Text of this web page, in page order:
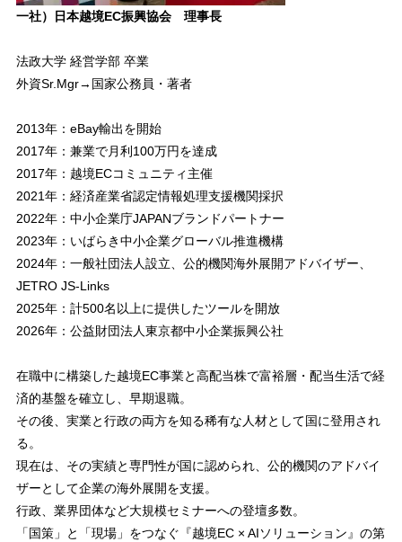
一社）日本越境EC振興協会 理事長
法政大学 経営学部 卒業
外資Sr.Mgr→国家公務員・著者
2013年：eBay輸出を開始
2017年：兼業で月利100万円を達成
2017年：越境ECコミュニティ主催
2021年：経済産業省認定情報処理支援機関採択
2022年：中小企業庁JAPANブランドパートナー
2023年：いばらき中小企業グローバル推進機構
2024年：一般社団法人設立、公的機関海外展開アドバイザー、
JETRO JS-Links
2025年：計500名以上に提供したツールを開放
2026年：公益財団法人東京都中小企業振興公社
在職中に構築した越境EC事業と高配当株で富裕層・配当生活で経
済的基盤を確立し、早期退職。
その後、実業と行政の両方を知る稀有な人材として国に登用され
る。
現在は、その実績と専門性が国に認められ、公的機関のアドバイ
ザーとして企業の海外展開を支援。
行政、業界団体など大規模セミナーへの登壇多数。
「国策」と「現場」をつなぐ『越境EC × AIソリューション』の第